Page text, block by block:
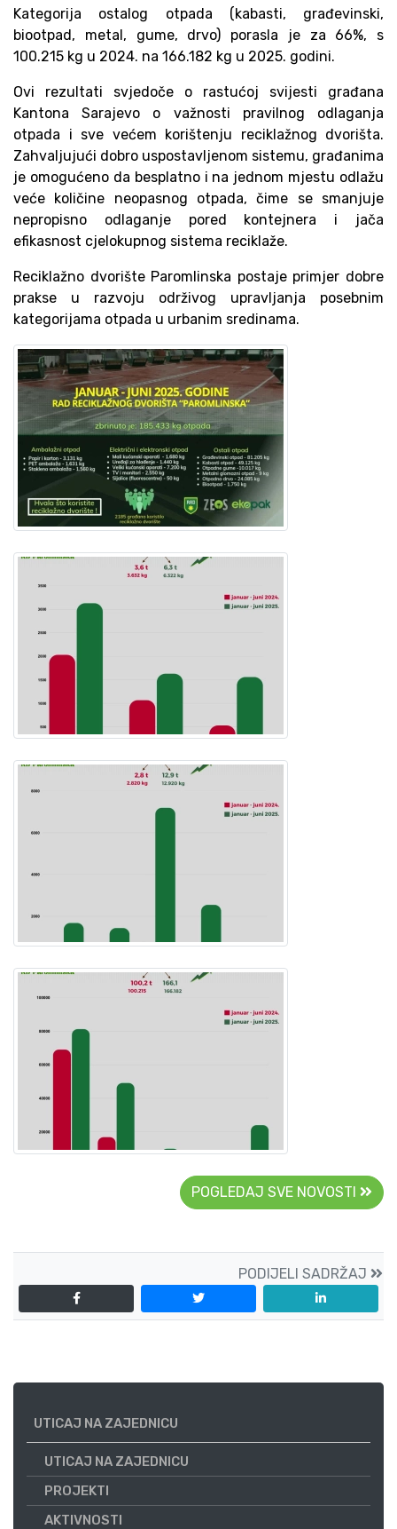
Kategorija ostalog otpada (kabasti, građevinski,
biootpad, metal, gume, drvo) porasla je za 66%, s
100.215 kg u 2024. na 166.182 kg u 2025. godini.
Ovi rezultati svjedoče o rastućoj svijesti građana
Kantona Sarajevo o važnosti pravilnog odlaganja
otpada i sve većem korištenju reciklažnog dvorišta.
Zahvaljujući dobro uspostavljenom sistemu, građanima
je omogućeno da besplatno i na jednom mjestu odlažu
veće količine neopasnog otpada, čime se smanjuje
nepropisno odlaganje pored kontejnera i jača
efikasnost cjelokupnog sistema reciklaže.
Reciklažno dvorište Paromlinska postaje primjer dobre
prakse u razvoju održivog upravljanja posebnim
kategorijama otpada u urbanim sredinama.
POGLEDAJ SVE NOVOSTI
PODIJELI SADRŽAJ
UTICAJ NA ZAJEDNICU
UTICAJ NA ZAJEDNICU
PROJEKTI
AKTIVNOSTI